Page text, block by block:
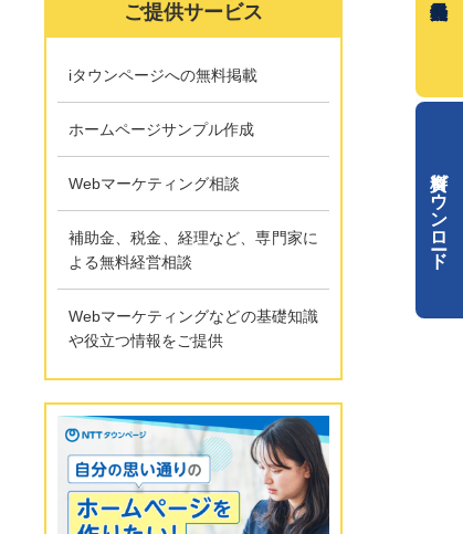
資料ダウンロード
ご提供サービス
iタウンページへの無料掲載
ホームページサンプル作成
Webマーケティング相談
補助金、税金、経理など、専門家に
よる無料経営相談
Webマーケティングなどの基礎知識
や役立つ情報をご提供